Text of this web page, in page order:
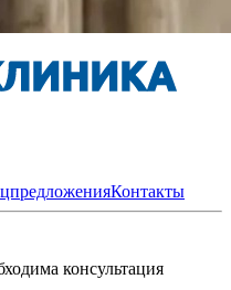
Контакты
консультация